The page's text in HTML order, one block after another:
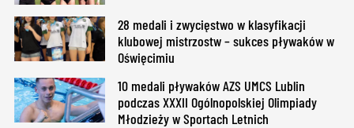
28 medali i zwycięstwo w klasyfikacji
klubowej mistrzostw – sukces pływaków w
Oświęcimiu
10 medali pływaków AZS UMCS Lublin
podczas XXXII Ogólnopolskiej Olimpiady
Młodzieży w Sportach Letnich